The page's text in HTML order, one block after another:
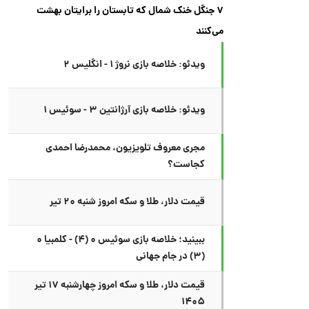
۷ جنگل خنک شمال که تابستان را برایتان بهشت
می‌کنند
ویدئو: خلاصه بازی نروژ ۱ - انگلیس ۲
ویدئو: خلاصه بازی آرژانتین ۳ - سوئیس ۱
مجری معروف تلویزیون، محمدرضا احمدی
کجاست؟
قیمت دلار، طلا و سکه امروز شنبه ۲۰ تیر
ببینید؛ خلاصه بازی سوئیس ۰ (۴) - کلمبیا ۰
(۳) در جام جهانی
قیمت دلار، طلا و سکه امروز چهارشنبه ۱۷ تیر
۱۴۰۵